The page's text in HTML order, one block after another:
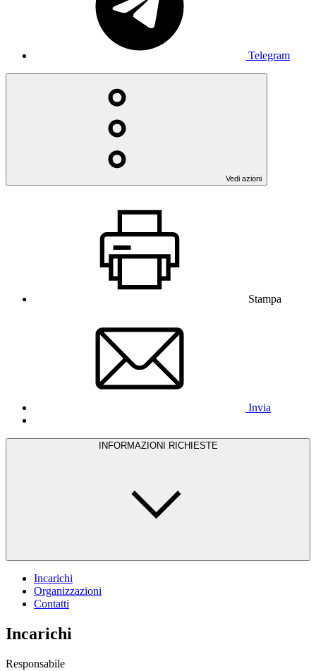
Telegram
Vedi azioni
Stampa
Invia
INFORMAZIONI RICHIESTE
Incarichi
Organizzazioni
Contatti
Incarichi
Responsabile